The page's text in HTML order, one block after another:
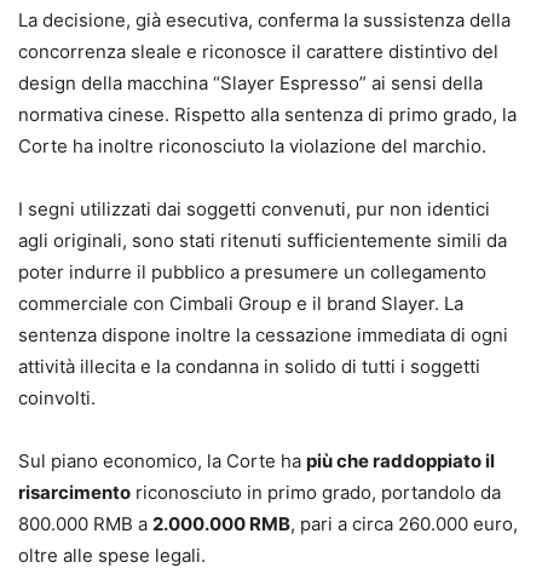
La decisione, già esecutiva, conferma la sussistenza della
concorrenza sleale e riconosce il carattere distintivo del
design della macchina “Slayer Espresso” ai sensi della
normativa cinese. Rispetto alla sentenza di primo grado, la
Corte ha inoltre riconosciuto la violazione del marchio.
I segni utilizzati dai soggetti convenuti, pur non identici
agli originali, sono stati ritenuti sufficientemente simili da
poter indurre il pubblico a presumere un collegamento
commerciale con Cimbali Group e il brand Slayer. La
sentenza dispone inoltre la cessazione immediata di ogni
attività illecita e la condanna in solido di tutti i soggetti
coinvolti.
Sul piano economico, la Corte ha più che raddoppiato il
risarcimento riconosciuto in primo grado, portandolo da
800.000 RMB a 2.000.000 RMB, pari a circa 260.000 euro,
oltre alle spese legali.